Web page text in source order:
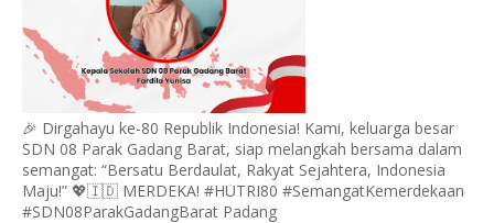
🎉 Dirgahayu ke-80 Republik Indonesia! Kami, keluarga besar
SDN 08 Parak Gadang Barat, siap melangkah bersama dalam
semangat: “Bersatu Berdaulat, Rakyat Sejahtera, Indonesia
Maju!” 💖🇮🇩 MERDEKA! #HUTRI80 #SemangatKemerdekaan
#SDN08ParakGadangBarat Padang